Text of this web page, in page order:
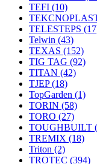
TEFI (10)
TELESTEPS
Telwin (43)
TEXAS (152)
TIG TAG (92)
TITAN (42)
TJEP(18)
TopGarden (1)
TORIN (58)
TORO (27)
TOUGHBUILT
TREMIX (18)
Triton (2)
TROTEC (394)